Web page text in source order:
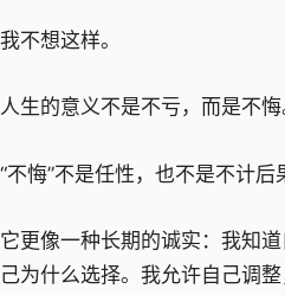
我不想这样。
人生的意义不是不亏，而是不悔
“不悔”不是任性，也不是不计后
它更像一种长期的诚实：我知
己为什么选择。我允许自己调